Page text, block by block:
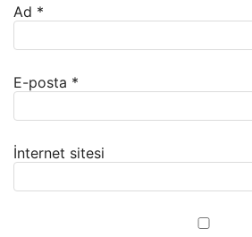
Ad *
E-posta *
İnternet sitesi